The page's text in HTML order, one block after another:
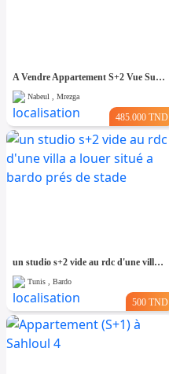
A Vendre Appartement S+2 Vue Sur Mer à AFH Mrezga, Nabeul
Nabeul , Mrezga
485.000 TND
un studio s+2 vide au rdc d'une villa a louer situé a bardo prés de stade
Tunis , Bardo
500 TND